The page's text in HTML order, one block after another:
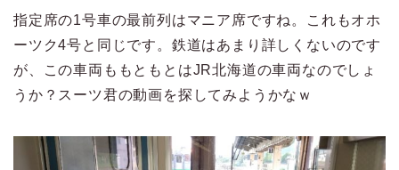
指定席の1号車の最前列はマニア席ですね。これもオホ
ーツク4号と同じです。鉄道はあまり詳しくないのです
が、この車両ももともとはJR北海道の車両なのでしょ
うか？スーツ君の動画を探してみようかなｗ